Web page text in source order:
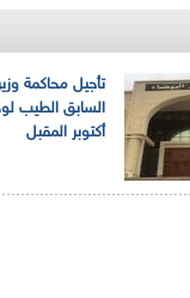
تأجيل محاكمة
أكتوبر المقبل